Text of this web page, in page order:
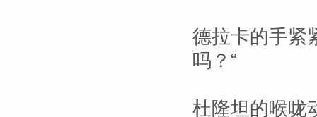
德拉卡的手紧
吗？“
杜隆坦的喉咙